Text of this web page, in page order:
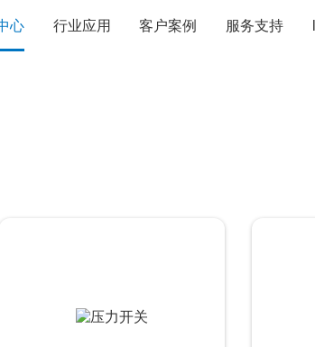
心 行业应用 客户案例 服务支持